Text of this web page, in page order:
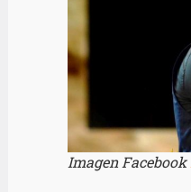
Imagen Facebook